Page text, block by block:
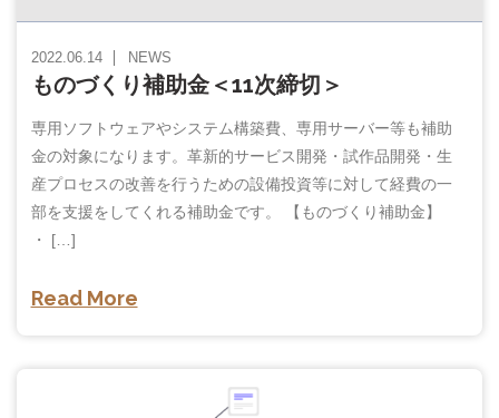
2022.06.14 NEWS
ものづくり補助金＜11次締切＞
専用ソフトウェアやシステム構築費、専用サーバー等も補助
金の対象になります。革新的サービス開発・試作品開発・生
産プロセスの改善を行うための設備投資等に対して経費の一
部を支援をしてくれる補助金です。 【ものづくり補助金】
・ […]
Read More